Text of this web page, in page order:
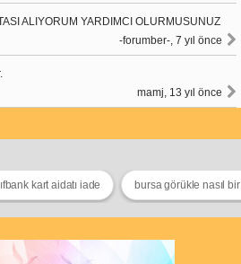
ALIYORUM YARDIMCI OLURMUSUNUZ
-forumber-, 7 yıl önce
mamj, 13 yıl önce
kart aidatı iade bursa görükle nasıl